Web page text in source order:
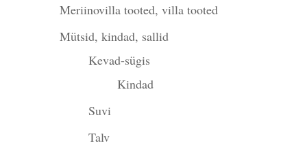
Meriinovilla tooted, villa tooted
Mütsid, kindad, sallid
Kevad-sügis
Kindad
Suvi
Talv